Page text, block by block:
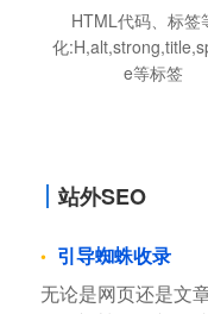
HTML代码、标签
化
e等标签
站外SEO
引导蜘蛛收录
无论是网页还是文